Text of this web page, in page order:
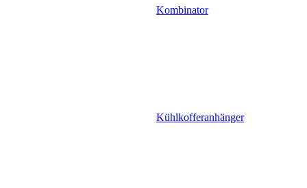
Kombinator
Kühlkofferanhänger